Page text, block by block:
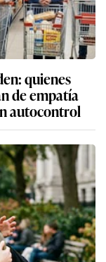
quienes
de empatía
autocontrol